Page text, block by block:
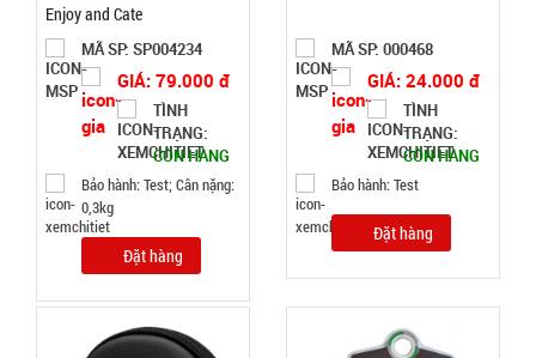
báo động
chống trộm
cửa
000389
Enjoy and Cate
MÃ SP: SP004234
GIÁ: 79.000 đ
TÌNH
TRẠNG:
CÒN HÀNG
Bảo hành: Test; Cân nặng:
0,3kg
Đặt hàng
MÃ SP: 000468
GIÁ: 24.000 đ
TÌNH
TRẠNG:
CÒN HÀNG
Bảo hành: Test
Đặt hàng